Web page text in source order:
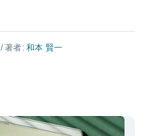
/ 著者:和本 賢一